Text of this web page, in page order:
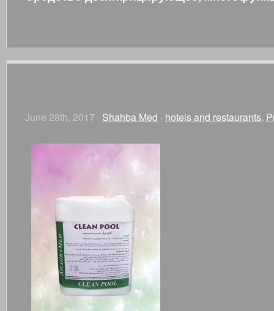
June 28th, 2017 · Shahba Med · hotels and restaurants,